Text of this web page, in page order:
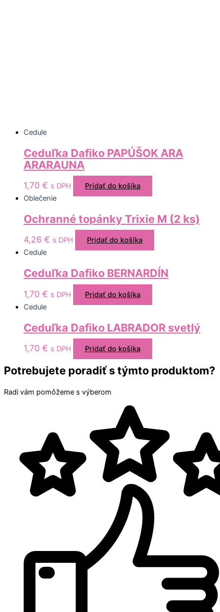
Cedule
Ceduľka Dafiko PAPÚŠOK ARA
ARARAUNA
1,70 € s DPH
Pridať do košíka
Oblečenie
Ochranné topánky Trixie M (2 ks)
4,26 € s DPH
Pridať do košíka
Cedule
Ceduľka Dafiko BERNARDÍN
1,70 € s DPH
Pridať do košíka
Cedule
Ceduľka Dafiko LABRADOR svetlý
1,70 € s DPH Pridať do košíka
Potrebujete poradiť s týmto produktom?
Radi vám pomôžeme s výberom